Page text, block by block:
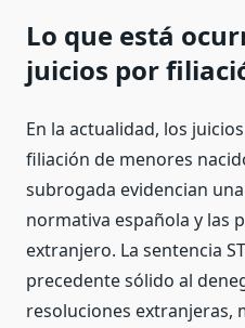
Lo que está
juicios por
En la actualidad, los
filiación de menores
subrogada evidencian
normativa española y las
extranjero. La sentencia
precedente sólido al
resoluciones extranjeras,